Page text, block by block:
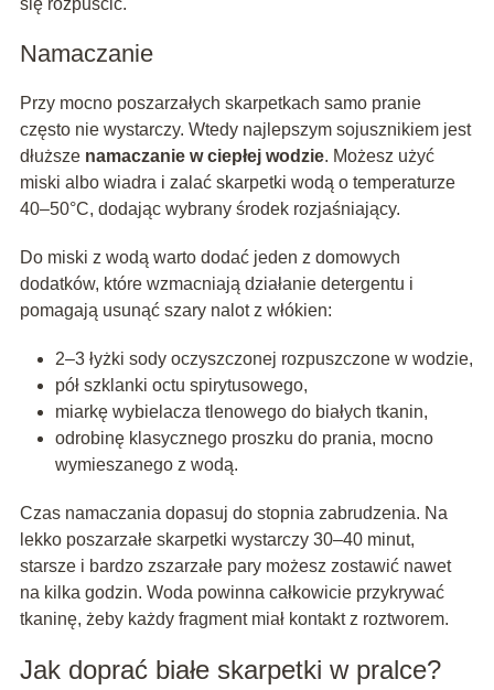
się rozpuścić.
Namaczanie
Przy mocno poszarzałych skarpetkach samo pranie
często nie wystarczy. Wtedy najlepszym sojusznikiem jest
dłuższe namaczanie w ciepłej wodzie. Możesz użyć
miski albo wiadra i zalać skarpetki wodą o temperaturze
40–50°C, dodając wybrany środek rozjaśniający.
Do miski z wodą warto dodać jeden z domowych
dodatków, które wzmacniają działanie detergentu i
pomagają usunąć szary nalot z włókien:
2–3 łyżki sody oczyszczonej rozpuszczone w wodzie,
pół szklanki octu spirytusowego,
miarkę wybielacza tlenowego do białych tkanin,
odrobinę klasycznego proszku do prania, mocno
wymieszanego z wodą.
Czas namaczania dopasuj do stopnia zabrudzenia. Na
lekko poszarzałe skarpetki wystarczy 30–40 minut,
starsze i bardzo zszarzałe pary możesz zostawić nawet
na kilka godzin. Woda powinna całkowicie przykrywać
tkaninę, żeby każdy fragment miał kontakt z roztworem.
Jak doprać białe skarpetki w pralce?